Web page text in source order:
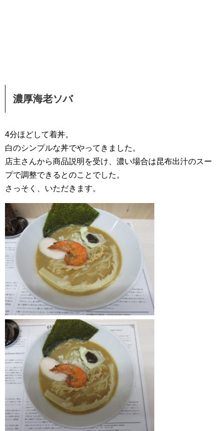
濃厚海老ソバ
4分ほどして着丼。
白のシンプルな丼でやってきました。
店主さんから商品説明を受け、濃い場合は昆布出汁のスー
プで調整できるとのことでした。
さっそく、いただきます。